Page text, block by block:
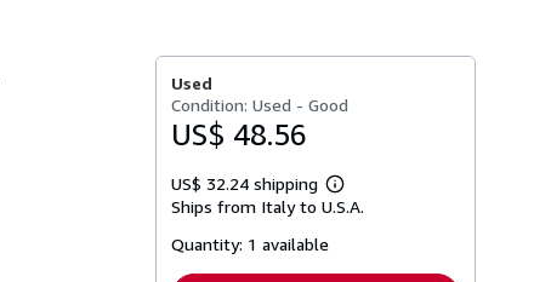
Used
Condition: Used - Good
US$ 48.56
US$ 32.24 shipping
Learn
more
Ships from Italy to U.S.A.
Quantity: 1 available